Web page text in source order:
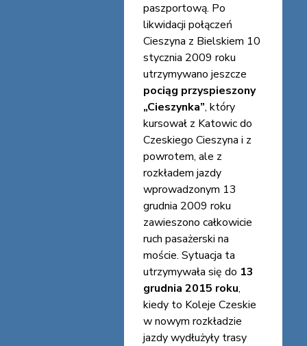
paszportową. Po
likwidacji połączeń
Cieszyna z Bielskiem 10
stycznia 2009 roku
utrzymywano jeszcze
pociąg przyspieszony
„Cieszynka”, który
kursował z Katowic do
Czeskiego Cieszyna i z
powrotem, ale z
rozkładem jazdy
wprowadzonym 13
grudnia 2009 roku
zawieszono całkowicie
ruch pasażerski na
moście. Sytuacja ta
utrzymywała się do 13
grudnia 2015 roku,
kiedy to Koleje Czeskie
w nowym rozkładzie
jazdy wydłużyły trasy